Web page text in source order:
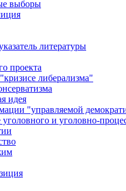
выборы
литературы
проекта
либерализма"
идея
"управляемой
и уголовно-